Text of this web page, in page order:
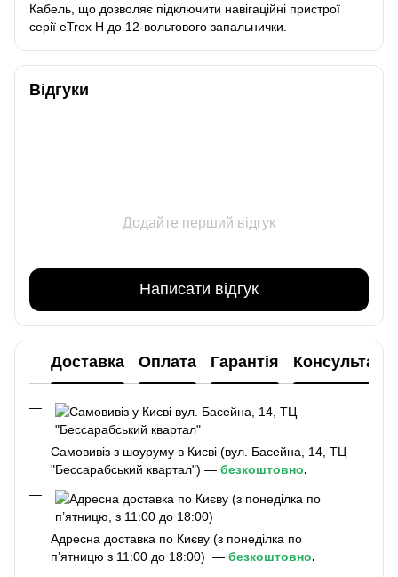
Кабель, що дозволяє підключити навігаційні пристрої
серії eTrex H до 12-вольтового запальнички.
Відгуки
Додайте перший відгук
Написати відгук
Доставка Оплата Гарантія Консультація
Самовивіз з шоуруму в Києві (вул. Басейна, 14, ТЦ
"Бессарабський квартал") — безкоштовно.
Адресна доставка по Києву (з понеділка по
п’ятницю з 11:00 до 18:00) — безкоштовно.